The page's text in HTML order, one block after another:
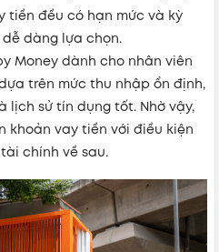
tiền đều có hạn mức và kỳ
dàng lựa chọn.
Money dành cho nhân viên
trên mức thu nhập ổn định,
lịch sử tín dụng tốt. Nhờ vậy,
khoản vay tiền với điều kiện
chính về sau.